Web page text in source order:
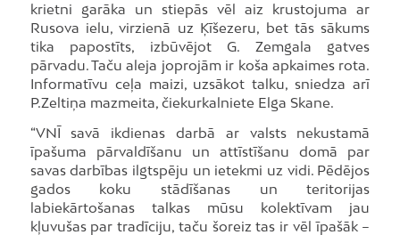
krietni garāka un stiepās vēl aiz krustojuma ar
Rusova ielu, virzienā uz Ķīšezeru, bet tās sākums
tika papostīts, izbūvējot G. Zemgala gatves
pārvadu. Taču aleja joprojām ir koša apkaimes rota.
Informatīvu ceļa maizi, uzsākot talku, sniedza arī
P.Zeltiņa mazmeita, čiekurkalniete Elga Skane.
“VNĪ savā ikdienas darbā ar valsts nekustamā
īpašuma pārvaldīšanu un attīstīšanu domā par
savas darbības ilgtspēju un ietekmi uz vidi. Pēdējos
gados koku stādīšanas un teritorijas
labiekārtošanas talkas mūsu kolektīvam jau
kļuvušas par tradīciju, taču šoreiz tas ir vēl īpašāk –